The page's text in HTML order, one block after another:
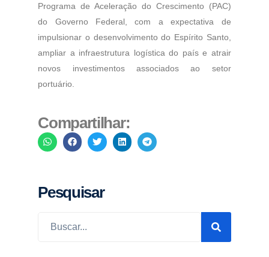
Programa de Aceleração do Crescimento (PAC)
do Governo Federal, com a expectativa de
impulsionar o desenvolvimento do Espírito Santo,
ampliar a infraestrutura logística do país e atrair
novos investimentos associados ao setor
portuário.
Compartilhar:
Pesquisar